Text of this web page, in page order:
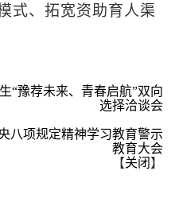
式、拓宽资助育人渠
“豫荐未来、青春启航”双向
选择洽谈会
八项规定精神学习教育警示
教育大会
【关闭 】